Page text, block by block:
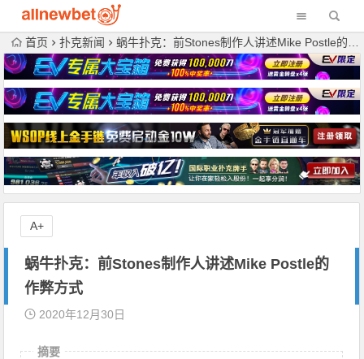
首页 扑克新闻 蜗牛扑克：前Stones制作人讲述Mike Postle的作弊方式
蜗牛扑克：前Stones制作人讲述Mike Postle的
作弊方式
2020年12月30日
摘要
A+